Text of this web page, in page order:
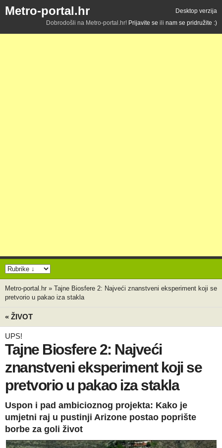
Metro-portal.hr
Desktop verzija
Dobrodošli na Metro-portal.hr! Prijavite se ili nam se pridružite :)
Metro-portal.hr » Tajne Biosfere 2: Najveći znanstveni eksperiment koji se
pretvorio u pakao iza stakla
« ŽIVOT
UPS!
Tajne Biosfere 2: Najveći
znanstveni eksperiment koji se
pretvorio u pakao iza stakla
Uspon i pad ambicioznog projekta: Kako je
umjetni raj u pustinji Arizone postao poprište
borbe za goli život